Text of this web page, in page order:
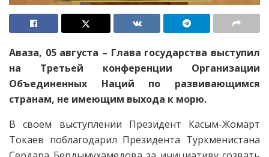
Аваза, 05 августа – Глава государства выступил
на Третьей конференции Организации
Объединенных Наций по развивающимся
странам, не имеющим выхода к морю.
В своем выступлении Президент Касым-Жомарт
Токаев поблагодарил Президента Туркменистана